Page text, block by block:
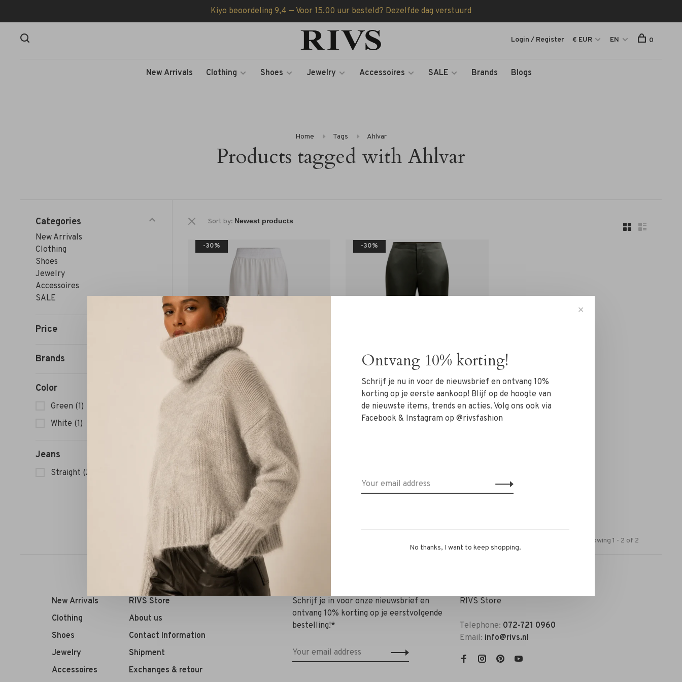
Kiyo beoordeling 9,4 — Voor 15.00 uur besteld? Dezelfde dag verstuurd
New Arrivals Clothing Shoes Jewelry Accessoires SALE Brands Blogs
Login / Register € EUR EN 0
Home Tags Ahlvar
Products tagged with Ahlvar
Categories
New Arrivals
Clothing
Shoes
Jewelry
Accessoires
SALE
Price
Brands
Color
Green (1)
White (1)
Jeans
Straight (2)
Sort by:
-30%
Ahlvar Gallery
Ahlvar Gallery Faith Satin Trousers
off-white
€229,00 €160,30
-30%
€259,00 €181,30
Sort by: Showing 1 - 2 of 2
New Arrivals
Clothing
Shoes
Jewelry
Accessoires
RIVS Store
About us
Contact Information
Shipment
Exchanges & retour
Schrijf je in voor onze nieuwsbrief en
ontvang 10% korting op je eerstvolgende
bestelling!*
RIVS Store
Telephone: 072-721 0960
Email: info@rivs.nl
✕
Ontvang 10% korting!
Schrijf je nu in voor de nieuwsbrief en ontvang 10%
korting op je eerste aankoop! Blijf op de hoogte van
de nieuwste items, trends en acties. Volg ons ook via
Facebook & Instagram op @rivsfashion
No thanks, I want to keep shopping.